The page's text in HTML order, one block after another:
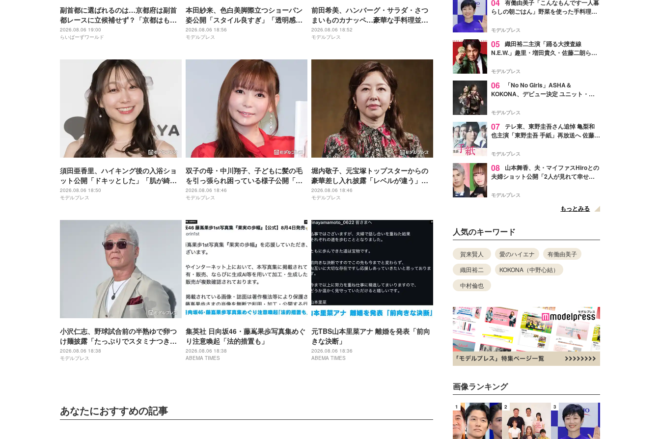
副首都に選ばれるのは…京都府は副首
都レースに立候補せず？「京都はもと
もと首都」
2026.08.06 19:00
らいばーずワールド
本田紗来、色白美脚際立つショーパン
姿公開「スタイル良すぎ」「透明感が
増してる」の声
2026.08.06 18:56
モデルプレス
前田希美、ハンバーグ・サラダ・さつ
まいものカナッペ…豪華な手料理並ぶ
食卓公開「全部美味しそう」「盛り付
けがおしゃれ」と絶賛の声
2026.08.06 18:52
モデルプレス
須田亜香里、ハイキング後の入浴ショ
ット公開「ドキッとした」「肌が綺
麗」と反響
2026.08.06 18:50
モデルプレス
双子の母・中川翔子、子どもに髪の毛
を引っ張られ困っている様子公開「マ
マあるある」「乱れっぷりに笑った」
と反響
2026.08.06 18:46
モデルプレス
堀内敬子、元宝塚トップスターからの
豪華差し入れ披露「レベルが違う」
「これは嬉しすぎる」と反響
2026.08.06 18:46
モデルプレス
小沢仁志、野球試合前の半熟ゆで卵つ
け麺披露「たっぷりでスタミナつきそ
う」「絶妙な火加減で最高」
2026.08.06 18:38
モデルプレス
集英社 日向坂46・藤嶌果歩写真集めぐ
り注意喚起「法的措置も」
2026.08.06 18:38
ABEMA TIMES
元TBS山本里菜アナ 離婚を発表「前向
きな決断」
2026.08.06 18:36
ABEMA TIMES
あなたにおすすめの記事
04 有働由美子「こんなもんです一人暮
らしの朝ごはん」野菜を使った手料理公
そう」と反響
モデルプレス
05 織田裕二主演「踊る大捜査線
N.E.W.」趣里・増田貴久・佐藤二朗ら新
徴する“謎のキーワード”も
モデルプレス
06
「No No Girls」ASHA＆
KOKONA、デビュー決定 ユニット・
リリースへ
モデルプレス
07 テレ東、東野圭吾さん追悼 亀梨和
也主演「東野圭吾 手紙」再放送へ 佐藤隆
モデルプレス
08
山本舞香、夫・マイファスHiroとの
夫婦ショット公開「2人が見れて幸せ」
モデルプレス
もっとみる
人気のキーワード
賀来賢人 愛のハイエナ
有働由美子
織田裕二
KOKONA（中野心結）
中村倫也
画像ランキング
1 2 3